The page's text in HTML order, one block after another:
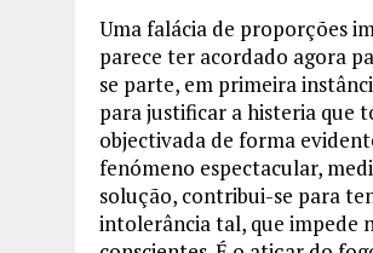
Uma falácia de proporções
parece ter acordado agora
se parte, em primeira
para justificar a histeria que
objectivada de forma
fenómeno espectacular,
solução, contribui-se para
intolerância tal, que impede